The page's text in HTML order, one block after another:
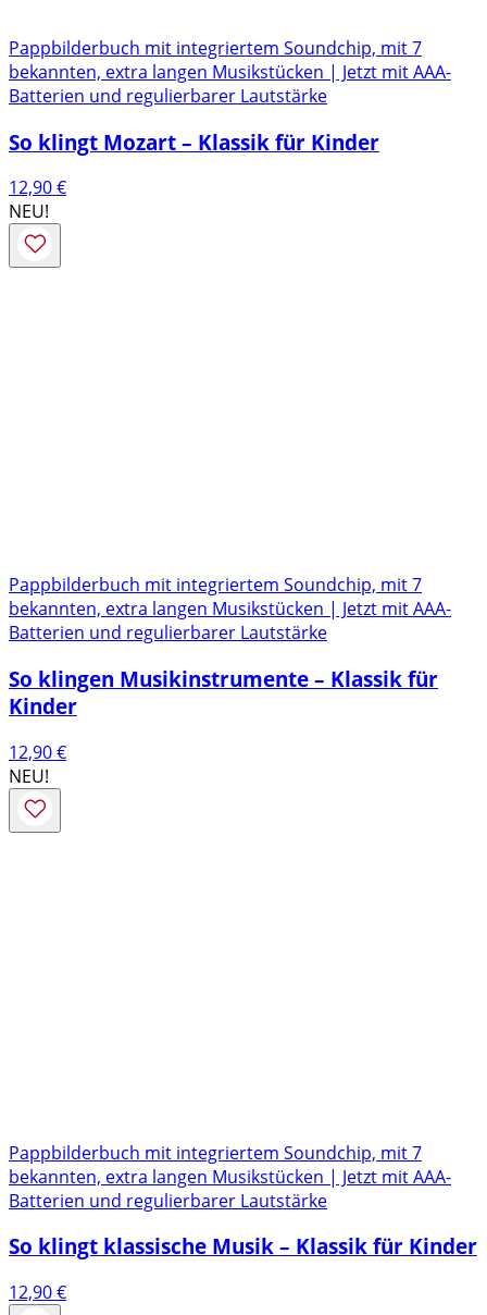
Pappbilderbuch mit integriertem Soundchip, mit 7
bekannten, extra langen Musikstücken | Jetzt mit AAA-
Batterien und regulierbarer Lautstärke
So klingt Mozart – Klassik für Kinder
12,90€
NEU!
Pappbilderbuch mit integriertem Soundchip, mit 7
bekannten, extra langen Musikstücken | Jetzt mit AAA-
Batterien und regulierbarer Lautstärke
So klingen Musikinstrumente – Klassik für
Kinder
12,90€
NEU!
Pappbilderbuch mit integriertem Soundchip, mit 7
bekannten, extra langen Musikstücken | Jetzt mit AAA-
Batterien und regulierbarer Lautstärke
So klingt klassische Musik – Klassik für Kinder
12,90€